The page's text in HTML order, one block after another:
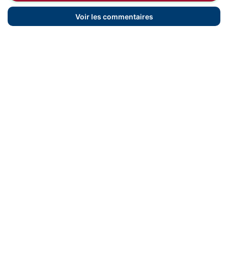
Voir les commentaires